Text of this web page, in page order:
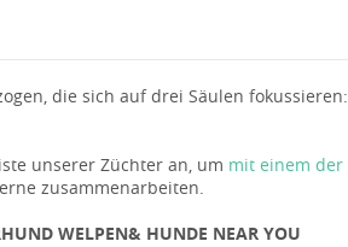
die sich auf drei Säulen fokussieren:
unserer Züchter an, um mit einem der
zusammenarbeiten.
WELPEN& HUNDE NEAR YOU